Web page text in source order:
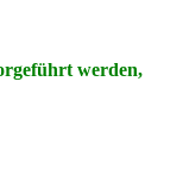
werden,